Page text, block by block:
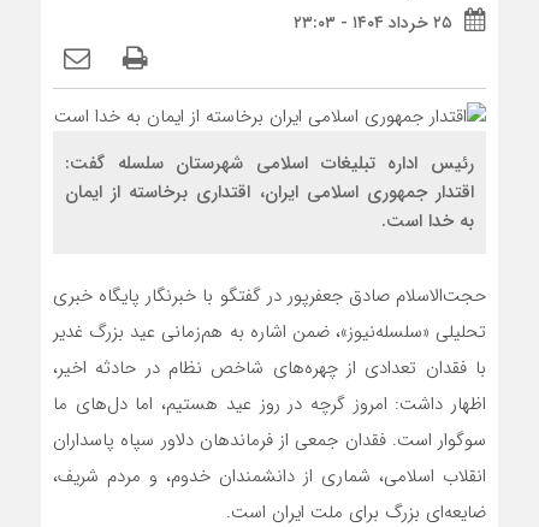
۲۵ خرداد ۱۴۰۴ - ۲۳:۰۳
رئیس اداره تبلیغات اسلامی شهرستان سلسله گفت:
اقتدار جمهوری اسلامی ایران، اقتداری برخاسته از ایمان
به خدا است.
حجت‌الاسلام صادق جعفرپور در گفتگو با خبرنگار پایگاه خبری
تحلیلی «سلسله‌نیوز»، ضمن اشاره به هم‌زمانی عید بزرگ غدیر
با فقدان تعدادی از چهره‌های شاخص نظام در حادثه اخیر،
اظهار داشت: امروز گرچه در روز عید هستیم، اما دل‌های ما
سوگوار است. فقدان جمعی از فرماندهان دلاور سپاه پاسداران
انقلاب اسلامی، شماری از دانشمندان خدوم، و مردم شریف،
ضایعه‌ای بزرگ برای ملت ایران است.